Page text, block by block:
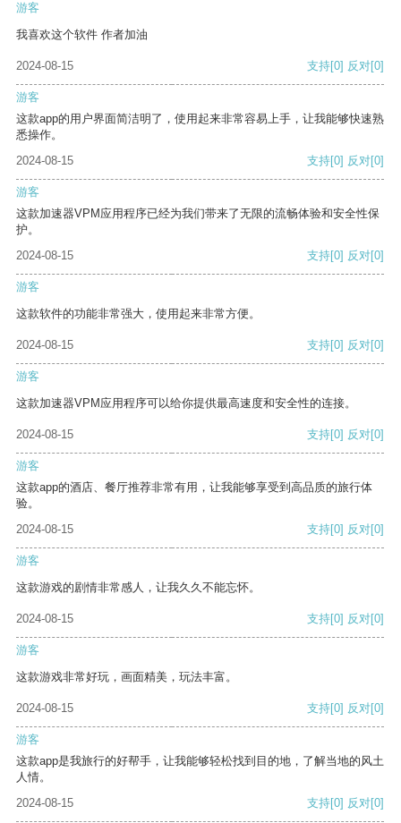
游客
我喜欢这个软件 作者加油
2024-08-15 支持[0] 反对[0]
游客
这款app的用户界面简洁明了，使用起来非常容易上手，让我能够快速熟
悉操作。
2024-08-15
支持[0] 反对[0]
游客
这款加速器VPM应用程序已经为我们带来了无限的流畅体验和安全性保
护。
2024-08-15
支持[0] 反对[0]
游客
这款软件的功能非常强大，使用起来非常方便。
2024-08-15 支持[0] 反对[0]
游客
这款加速器VPM应用程序可以给你提供最高速度和安全性的连接。
2024-08-15 支持[0] 反对[0]
游客
这款app的酒店、餐厅推荐非常有用，让我能够享受到高品质的旅行体
验。
2024-08-15
支持[0] 反对[0]
游客
这款游戏的剧情非常感人，让我久久不能忘怀。
2024-08-15 支持[0] 反对[0]
游客
这款游戏非常好玩，画面精美，玩法丰富。
2024-08-15 支持[0] 反对[0]
游客
这款app是我旅行的好帮手，让我能够轻松找到目的地，了解当地的风土
人情。
2024-08-15
支持[0] 反对[0]